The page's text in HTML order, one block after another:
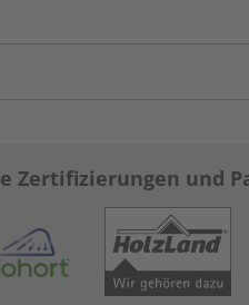
Zertifizierungen und